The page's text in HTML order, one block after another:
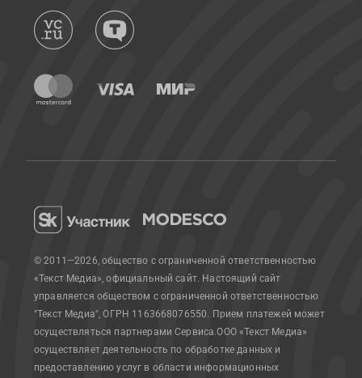
© 2011—2026, общество с ограниченной ответственностью
«Текст Медиа», официальный сайт. Настоящий сайт
управляется обществом с ограниченной ответственностью
"Текст Медиа", ОГРН 1163668076550. Прием платежей может
осуществляться партнерами Сервиса.ООО «Текст Медиа»
осуществляет деятельность по обработке данных и
предоставлению услуг в области информационных